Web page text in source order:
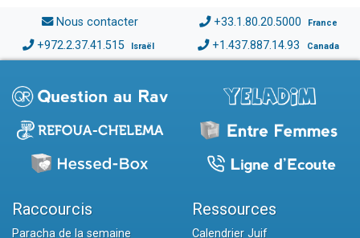
Nous contacter +33.1.80.20.5000 France
+972.2.37.41.515 Israël +1.437.887.14.93 Canada
Raccourcis
Paracha de la semaine
Ressources
Calendrier Juif